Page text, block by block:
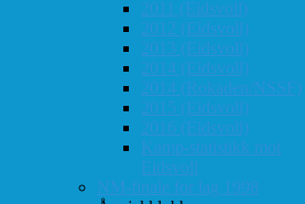
2011 (Eidsvoll)
2012 (Eidsvoll)
2013 (Eidsvoll)
2014 (Eidsvoll)
2014 (Rokaden/NSSF)
2015 (Eidsvoll)
2016 (Eidsvoll)
Kamp-statistikk mot
Eidsvoll
NM-finale for lag 1998